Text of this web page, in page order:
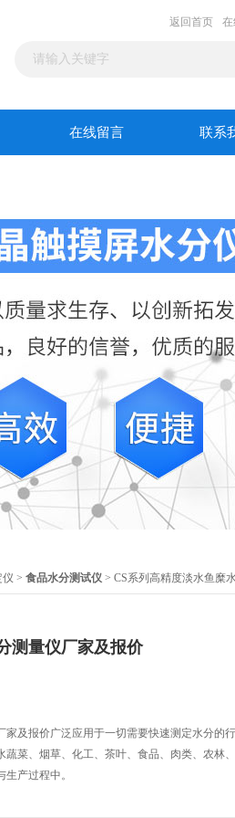
返回首页
在线留言 联系
仪 > 食品水分测试仪 > CS系列高精度淡水鱼糜
测量仪厂家及报价
家及报价广泛应用于一切需要快速测定水分的
蔬菜、烟草、化工、茶叶、食品、肉类、农林
产过程中。